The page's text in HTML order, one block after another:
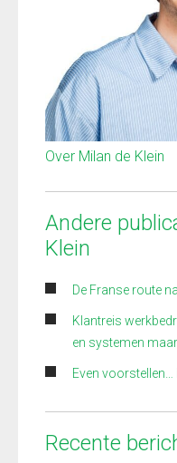
Over Milan de Klein
Andere
Klein
De Franse route
Klantreis
en systemen
Even voorstellen…
Recente